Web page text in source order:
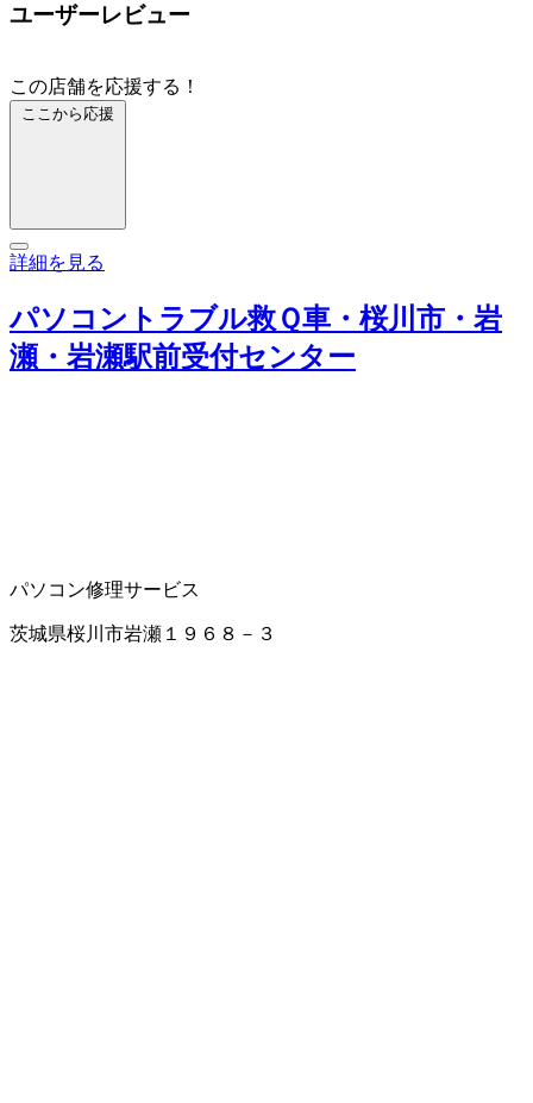
ユーザーレビュー
この店舗を応援する！
ここから応援
詳細を見る
パソコントラブル救Ｑ車・桜川市・岩
瀬・岩瀬駅前受付センター
パソコン修理サービス
茨城県桜川市岩瀬１９６８－３